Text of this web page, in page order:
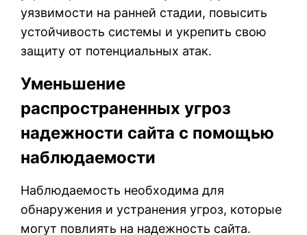
уязвимости на ранней стадии, повысить
устойчивость системы и укрепить свою
защиту от потенциальных атак.
Уменьшение
распространенных угроз
надежности сайта с помощью
наблюдаемости
Наблюдаемость необходима для
обнаружения и устранения угроз, которые
могут повлиять на надежность сайта.